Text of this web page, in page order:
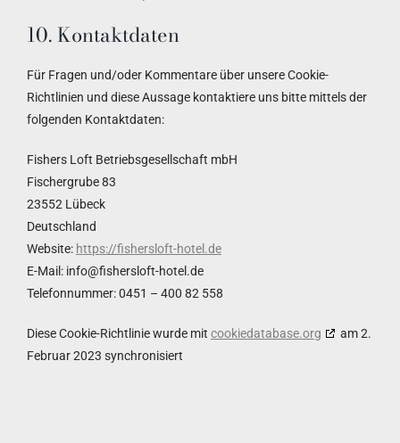
10. Kontaktdaten
Für Fragen und/oder Kommentare über unsere Cookie-
Richtlinien und diese Aussage kontaktiere uns bitte mittels der
folgenden Kontaktdaten:
Fishers Loft Betriebsgesellschaft mbH
Fischergrube 83
23552 Lübeck
Deutschland
Website: https://fishersloft-hotel.de
E-Mail: ed.letoh-tfolsrehsif@ofni
Telefonnummer: 0451 – 400 82 558
Diese Cookie-Richtlinie wurde mit cookiedatabase.org
am 2.
Februar 2023 synchronisiert